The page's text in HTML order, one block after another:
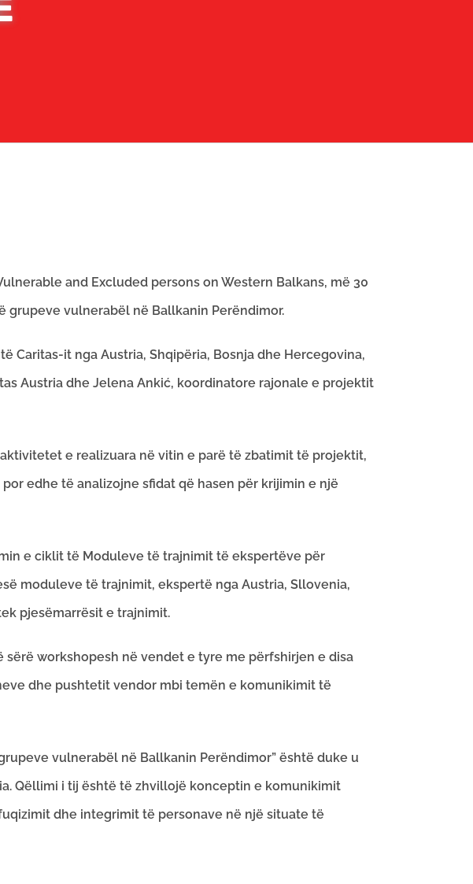
and Excluded persons on Western Balkans, më 30
grupeve vulnerabël në Ballkanin Perëndimor.
Caritas-it nga Austria, Shqipëria, Bosnja dhe Hercegovina,
Austria dhe Jelena Ankić, koordinatore rajonale e projektit
e realizuara në vitin e parë të zbatimit të projektit,
edhe të analizojne sfidat që hasen për krijimin e një
e ciklit të Moduleve të trajnimit të ekspertëve për
moduleve të trajnimit, ekspertë nga Austria, Sllovenia,
pjesëmarrësit e trajnimit.
workshopesh në vendet e tyre me përfshirjen e disa
dhe pushtetit vendor mbi temën e komunikimit të
vulnerabël në Ballkanin Perëndimor” është duke u
Qëllimi i tij është të zhvillojë konceptin e komunikimit
dhe integrimit të personave në një situate të